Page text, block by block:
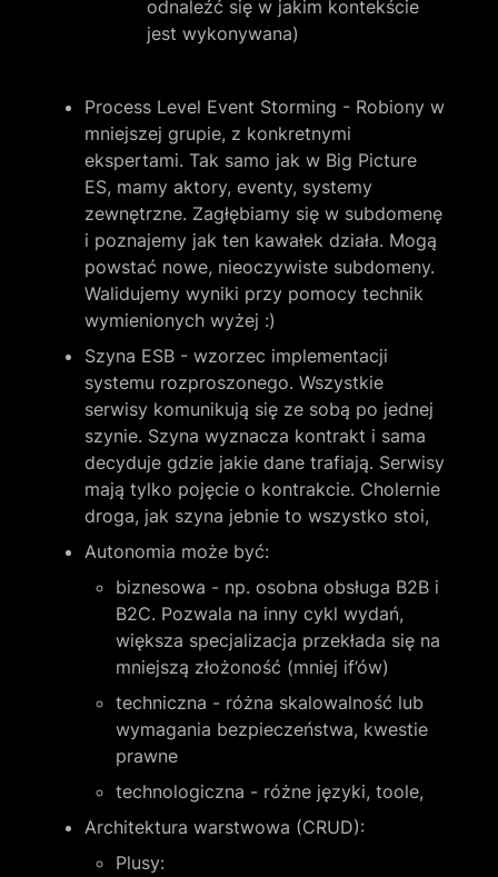
odnaleźć się w jakim kontekście
jest wykonywana)
Process Level Event Storming - Robiony w
mniejszej grupie, z konkretnymi
ekspertami. Tak samo jak w Big Picture
ES, mamy aktory, eventy, systemy
zewnętrzne. Zagłębiamy się w subdomenę
i poznajemy jak ten kawałek działa. Mogą
powstać nowe, nieoczywiste subdomeny.
Walidujemy wyniki przy pomocy technik
wymienionych wyżej :)
Szyna ESB - wzorzec implementacji
systemu rozproszonego. Wszystkie
serwisy komunikują się ze sobą po jednej
szynie. Szyna wyznacza kontrakt i sama
decyduje gdzie jakie dane trafiają. Serwisy
mają tylko pojęcie o kontrakcie. Cholernie
droga, jak szyna jebnie to wszystko stoi,
Autonomia może być:
biznesowa - np. osobna obsługa B2B i
B2C. Pozwala na inny cykl wydań,
większa specjalizacja przekłada się na
mniejszą złożoność (mniej if’ów)
techniczna - różna skalowalność lub
wymagania bezpieczeństwa, kwestie
prawne
technologiczna - różne języki, toole,
Architektura warstwowa (CRUD):
Plusy: